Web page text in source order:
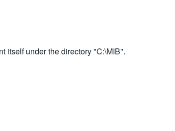
itself under the directory "C:\MIB".